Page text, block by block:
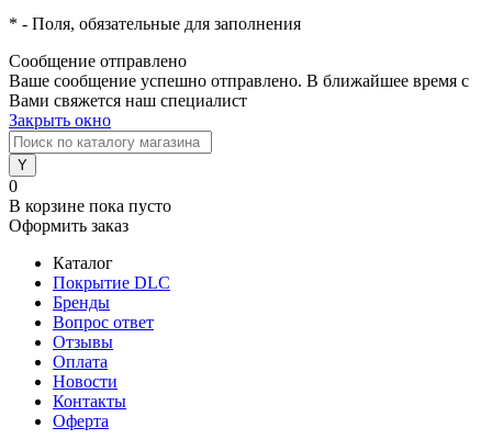
* - Поля, обязательные для заполнения
Сообщение отправлено
Ваше сообщение успешно отправлено. В ближайшее время с
Вами свяжется наш специалист
Закрыть окно
0
В корзине пока пусто
Оформить заказ
Каталог
Покрытие DLC
Бренды
Вопрос ответ
Отзывы
Оплата
Новости
Контакты
Оферта